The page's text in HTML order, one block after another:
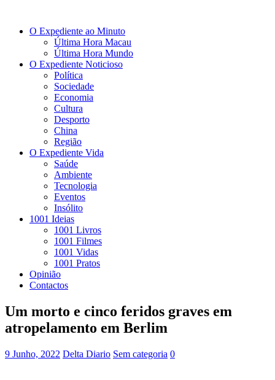
O Expediente ao Minuto
Última Hora Macau
Última Hora Mundo
O Expediente Noticioso
Política
Sociedade
Economia
Cultura
Desporto
China
Região
O Expediente Vida
Saúde
Ambiente
Tecnologia
Eventos
Insólito
1001 Ideias
1001 Livros
1001 Filmes
1001 Vidas
1001 Pratos
Opinião
Contactos
Um morto e cinco feridos graves em
atropelamento em Berlim
9 Junho, 2022 Delta Diario Sem categoria 0